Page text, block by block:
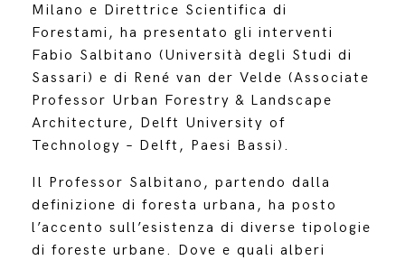
Milano e Direttrice Scientifica di
Forestami, ha presentato gli interventi
Fabio Salbitano (Università degli Studi di
Sassari) e di René van der Velde (Associate
Professor Urban Forestry & Landscape
Architecture, Delft University of
Technology – Delft, Paesi Bassi).
Il Professor Salbitano, partendo dalla
definizione di foresta urbana, ha posto
l’accento sull’esistenza di diverse tipologie
di foreste urbane. Dove e quali alberi